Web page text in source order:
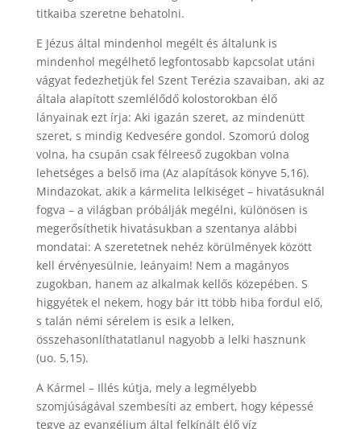
titkaiba szeretne behatolni.
E Jézus által mindenhol megélt és általunk is
mindenhol megélhető legfontosabb kapcsolat utáni
vágyat fedezhetjük fel Szent Terézia szavaiban, aki az
általa alapított szemlélődő kolostorokban élő
lányainak ezt írja: Aki igazán szeret, az mindenütt
szeret, s mindig Kedvesére gondol. Szomorú dolog
volna, ha csupán csak félreeső zugokban volna
lehetséges a belső ima (Az alapítások könyve 5,16).
Mindazokat, akik a kármelita lelkiséget – hivatásuknál
fogva – a világban próbálják megélni, különösen is
megerősíthetik hivatásukban a szentanya alábbi
mondatai: A szeretetnek nehéz körülmények között
kell érvényesülnie, leányaim! Nem a magányos
zugokban, hanem az alkalmak kellős közepében. S
higgyétek el nekem, hogy bár itt több hiba fordul elő,
s talán némi sérelem is esik a lelken,
összehasonlíthatatlanul nagyobb a lelki hasznunk
(uo. 5,15).
A Kármel – Illés kútja, mely a legmélyebb
szomjúságával szembesíti az embert, hogy képessé
tegye az evangélium által felkínált élő víz